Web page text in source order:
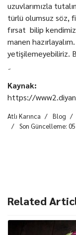
uzuvlarımızla
türlü olumsuz söz,
fırsat bilip
manen
yetişilemeyebiliriz.
Kaynak:
https://
Atlı Karınca Blog
Son Güncelleme:
Related